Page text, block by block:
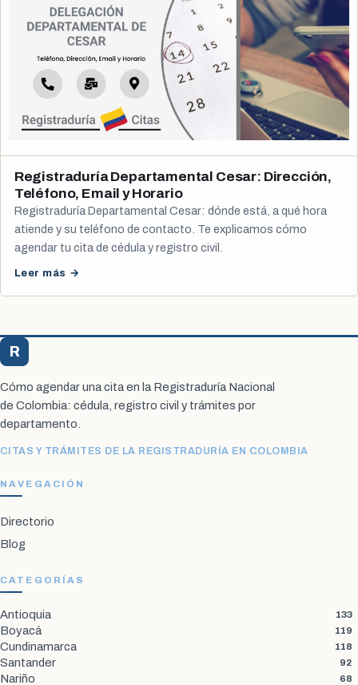
Registraduría Departamental Cesar: Dirección,
Teléfono, Email y Horario
Registraduría Departamental Cesar: dónde está, a qué hora
atiende y su teléfono de contacto. Te explicamos cómo
agendar tu cita de cédula y registro civil.
Leer más →
R
Cómo agendar una cita en la Registraduría Nacional
de Colombia: cédula, registro civil y trámites por
departamento.
CITAS Y TRÁMITES DE LA REGISTRADURÍA EN COLOMBIA
NAVEGACIÓN
Directorio
Blog
CATEGORÍAS
Antioquia 133
Boyacá 119
Cundinamarca 118
Santander 92
Nariño 68